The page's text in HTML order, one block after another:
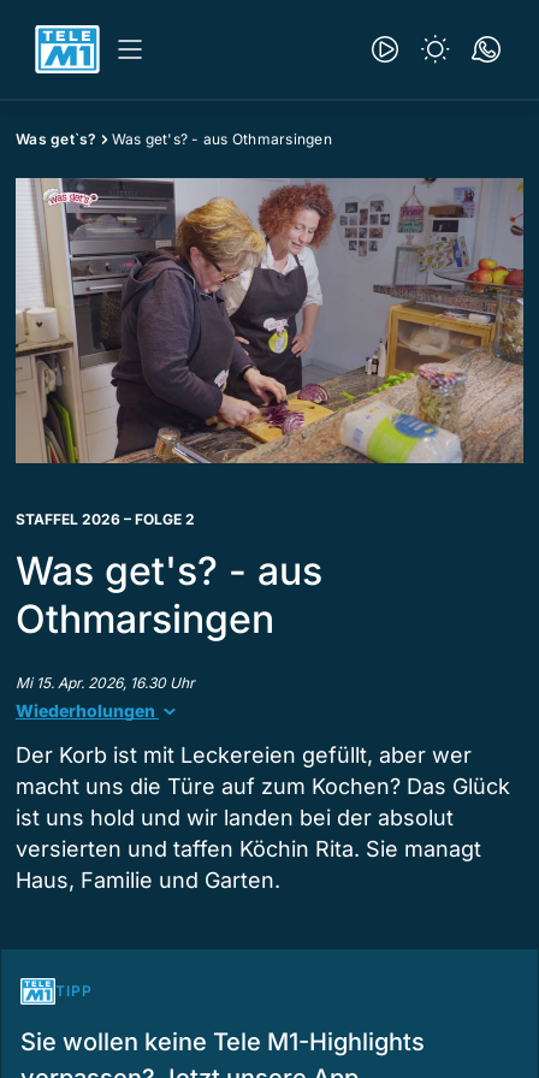
Was get`s? Was get's? - aus Othmarsingen
STAFFEL 2026 – FOLGE 2
Was get's? - aus
Othmarsingen
Mi 15. Apr. 2026, 16.30 Uhr
Wiederholungen
Der Korb ist mit Leckereien gefüllt, aber wer
macht uns die Türe auf zum Kochen? Das Glück
ist uns hold und wir landen bei der absolut
versierten und taffen Köchin Rita. Sie managt
Haus, Familie und Garten.
TIPP
Sie wollen keine Tele M1-Highlights